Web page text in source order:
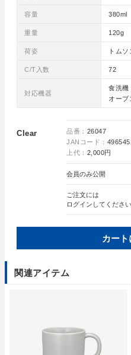
容量 380ml
重量 120g
荷姿 トムソ
C/T入数 72
対応機器
食洗
オー
Clear 品番： 26047
JANコード：
上代： 2,000円
会員のみ公開
ご注文には
ログイン してください
カー
関連アイテム